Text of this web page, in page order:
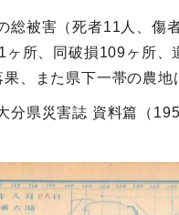
総被害（死者11人、傷
ヶ所、同破損109ヶ所、
、また県下一帯の農地
分県災害誌 資料篇（